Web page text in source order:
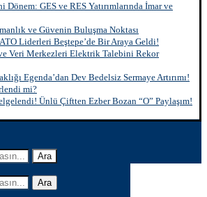
GES ve RES Yatırımlarında İmar ve
ve Güvenin Buluşma Noktası
Liderleri Beştepe’de Bir Araya Geldi!
Veri Merkezleri Elektrik Talebini Rekor
Egenda’dan Dev Bedelsiz Sermaye Artırımı!
mi?
Ünlü Çiftten Ezber Bozan “O” Paylaşım!
Ara
Ara